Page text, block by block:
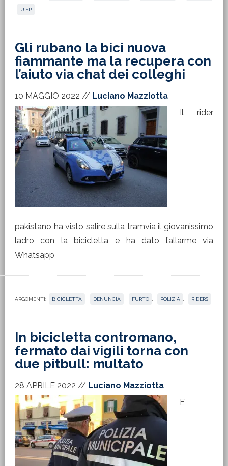
UISP
Gli rubano la bici nuova
fiammante ma la recupera con
l’aiuto via chat dei colleghi
10 MAGGIO 2022 // Luciano Mazziotta
Il rider
pakistano ha visto salire sulla tramvia il giovanissimo
ladro con la bicicletta e ha dato l’allarme via
Whatsapp
ARGOMENTI: BICICLETTA DENUNCIA FURTO POLIZIA RIDERS
In bicicletta contromano,
fermato dai vigili torna con
due pitbull: multato
28 APRILE 2022 // Luciano Mazziotta
E’